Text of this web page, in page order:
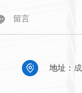
地址：